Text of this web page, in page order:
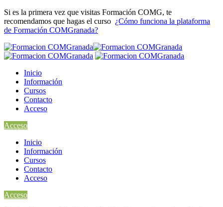
Si es la primera vez que visitas Formación COMG, te
recomendamos que hagas el curso ¿Cómo funciona la plataforma
de Formación COMGranada?
Inicio
Información
Cursos
Contacto
Acceso
Acceso
Inicio
Información
Cursos
Contacto
Acceso
Acceso